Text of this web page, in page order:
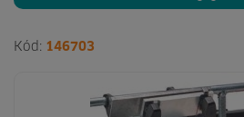
Kód: 146703